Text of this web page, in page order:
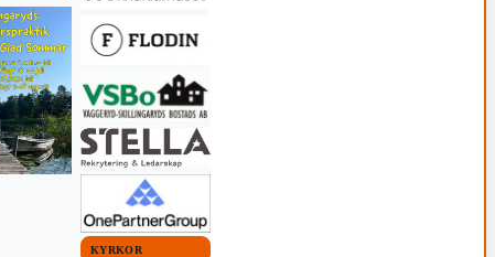
KOMMUN
KYRKOR